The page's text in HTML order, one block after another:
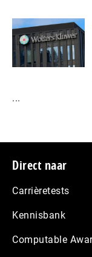
...
Footer
Direct naar
Carrièretests
Kennisbank
Computable